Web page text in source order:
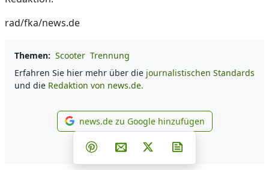
rad/fka/news.de
Themen: Scooter Trennung
Erfahren Sie hier mehr über die journalistischen Standards
und die Redaktion von news.de.
news.de zu Google
news.de zu Google hinzufügen
Teilen auf Facebook
Teilen auf Whatsapp
Teilen auf Telegram
Teilen auf Pinterest
Per E-Mail teilen
Post auf X